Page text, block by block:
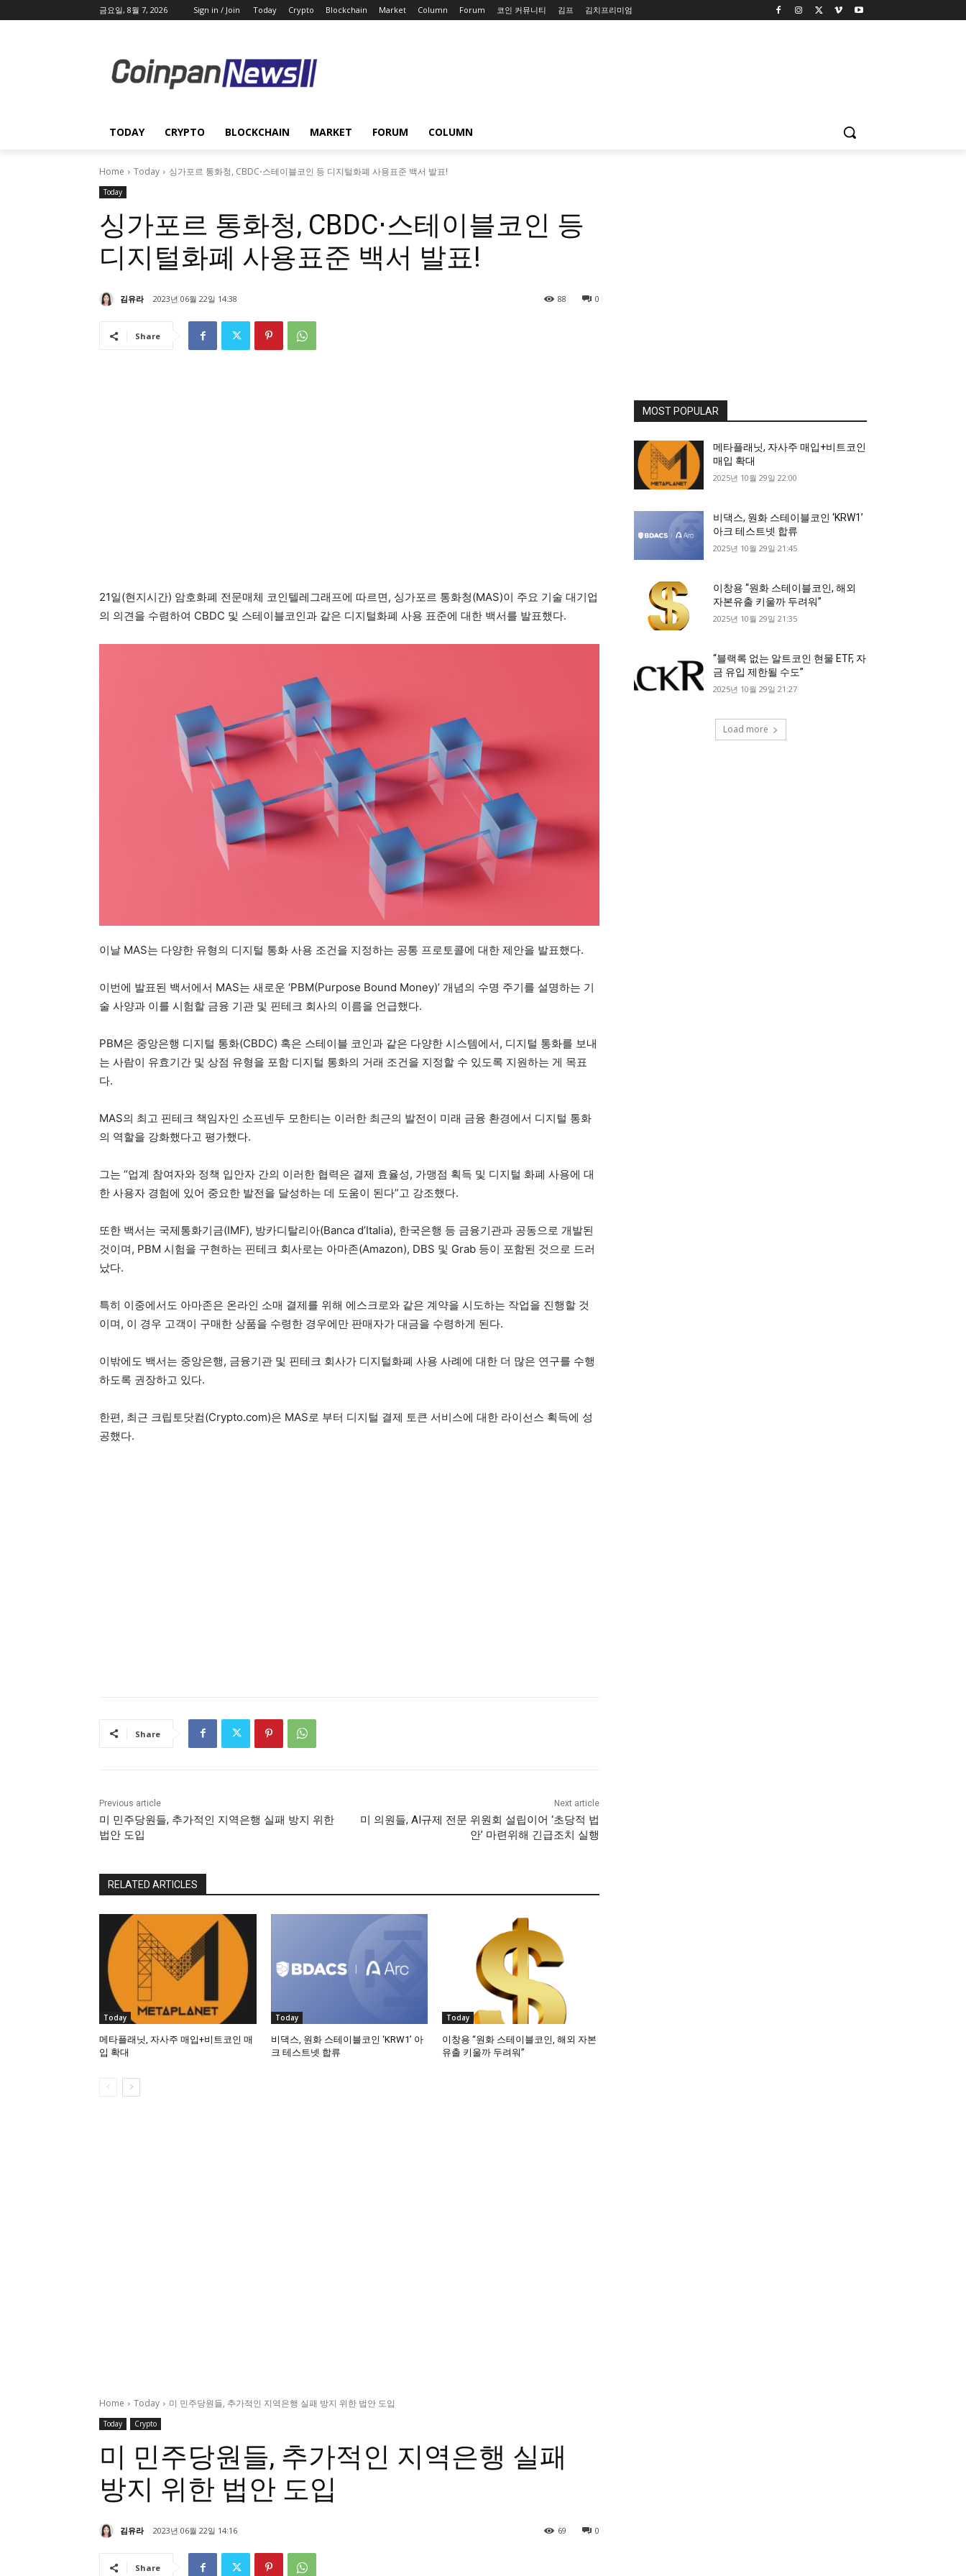
금요일, 8월 7, 2026 Sign in / Join Today Crypto Blockchain Market Column Forum 코인 커뮤니티 김프 김치프리미엄
TODAY CRYPTO BLOCKCHAIN MARKET FORUM COLUMN
Home Today 싱가포르 통화청, CBDC⋅스테이블코인 등 디지털화폐 사용표준 백서 발표!
Today
싱가포르 통화청, CBDC⋅스테이블코인 등
디지털화폐 사용표준 백서 발표!
김유라 2023년 06월 22일 14:38 0
88
Share
21일(현지시간) 암호화폐 전문매체 코인텔레그래프에 따르면, 싱가포르 통화청(MAS)이 주요 기술 대기업
의 의견을 수렴하여 CBDC 및 스테이블코인과 같은 디지털화폐 사용 표준에 대한 백서를 발표했다.
이날 MAS는 다양한 유형의 디지털 통화 사용 조건을 지정하는 공통 프로토콜에 대한 제안을 발표했다.
이번에 발표된 백서에서 MAS는 새로운 ‘PBM(Purpose Bound Money)’ 개념의 수명 주기를 설명하는 기
술 사양과 이를 시험할 금융 기관 및 핀테크 회사의 이름을 언급했다.
PBM은 중앙은행 디지털 통화(CBDC) 혹은 스테이블 코인과 같은 다양한 시스템에서, 디지털 통화를 보내
는 사람이 유효기간 및 상점 유형을 포함 디지털 통화의 거래 조건을 지정할 수 있도록 지원하는 게 목표
다.
MAS의 최고 핀테크 책임자인 소프넨두 모한티는 이러한 최근의 발전이 미래 금융 환경에서 디지털 통화
의 역할을 강화했다고 평가했다.
그는 “업계 참여자와 정책 입안자 간의 이러한 협력은 결제 효율성, 가맹점 획득 및 디지털 화폐 사용에 대
한 사용자 경험에 있어 중요한 발전을 달성하는 데 도움이 된다”고 강조했다.
또한 백서는 국제통화기금(IMF), 방카디탈리아(Banca d’Italia), 한국은행 등 금융기관과 공동으로 개발된
것이며, PBM 시험을 구현하는 핀테크 회사로는 아마존(Amazon), DBS 및 Grab 등이 포함된 것으로 드러
났다.
특히 이중에서도 아마존은 온라인 소매 결제를 위해 에스크로와 같은 계약을 시도하는 작업을 진행할 것
이며, 이 경우 고객이 구매한 상품을 수령한 경우에만 판매자가 대금을 수령하게 된다.
이밖에도 백서는 중앙은행, 금융기관 및 핀테크 회사가 디지털화폐 사용 사례에 대한 더 많은 연구를 수행
하도록 권장하고 있다.
한편, 최근 크립토닷컴(Crypto.com)은 MAS로 부터 디지털 결제 토큰 서비스에 대한 라이선스 획득에 성
공했다.
Share
Previous article
미 민주당원들, 추가적인 지역은행 실패 방지 위한
법안 도입
Next article
미 의원들, AI규제 전문 위원회 설립이어 ‘초당적 법
안’ 마련위해 긴급조치 실행
RELATED ARTICLES
Today
메타플래닛, 자사주 매입+비트코인 매
입 확대
Today
비댁스, 원화 스테이블코인 ‘KRW1’ 아
크 테스트넷 합류
Today
이창용 “원화 스테이블코인, 해외 자본
유출 키울까 두려워”
MOST POPULAR
메타플래닛, 자사주 매입+비트코인
매입 확대
2025년 10월 29일 22:00
비댁스, 원화 스테이블코인 ‘KRW1’
아크 테스트넷 합류
2025년 10월 29일 21:45
이창용 “원화 스테이블코인, 해외
자본유출 키울까 두려워”
2025년 10월 29일 21:35
“블랙록 없는 알트코인 현물 ETF, 자
금 유입 제한될 수도”
2025년 10월 29일 21:27
Load more